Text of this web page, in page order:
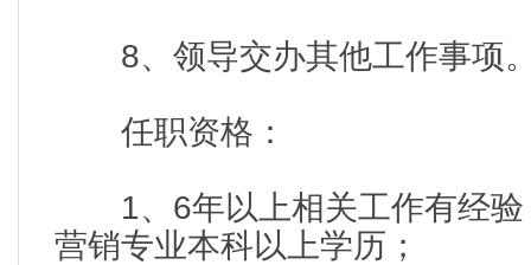
8、领导交办其他工作事项
任职资格：
1、6年以上相关工作有经验
营销专业本科以上学历；